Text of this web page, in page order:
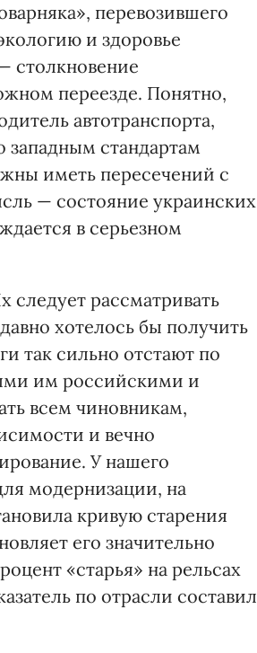
перевозившего
и здоровье
столкновение
переезде. Понятно,
автотранспорта,
стандартам
иметь пересечений с
— состояние украинских
в серьезном
следует рассматривать
хотелось бы получить
так сильно отстают по
им российскими и
всем чиновникам,
и вечно
У нашего
модернизации, на
кривую старения
его значительно
«старья» на рельсах
по отрасли составил